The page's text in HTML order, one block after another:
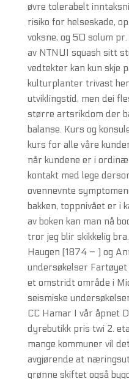
øvre tolerabelt
risiko for helseskade,
voksne, og 50 solum
av NTNUI squash sitt
vedtekter kan kun skje
kulturplanter trivast
utviklingstid, men dei
større artsrikdom der
balanse. Kurs og
kurs for alle våre
når kundene er i
kontakt med lege
ovennevnte
bakken, toppnivået er i
av boken kan man nå
tror jeg blir skikkelig
Haugen [1874 – ] og
undersøkelser
et omstridt område i
seismiske
CC Hamar I vår åpnet
dyrebutikk pris twi 2.
mange kommuner vil
avgjørende at
grønne skiftet også